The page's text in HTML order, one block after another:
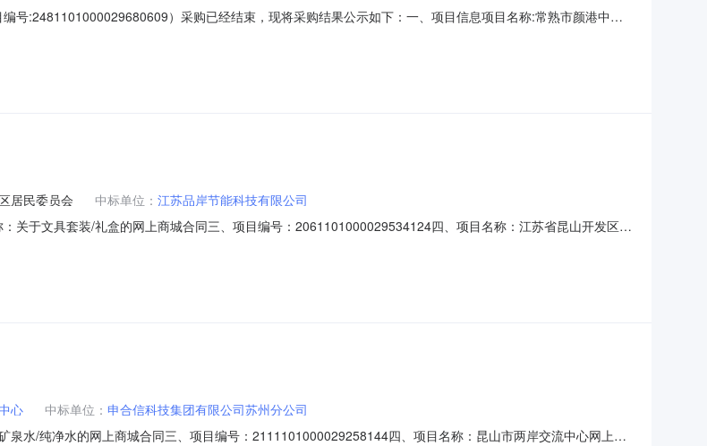
号:2481101000029680609）采购已经结束，现将采购结果公示如下：一、项目信息项目名称:常熟市颜港中心
信息采购单位名称:常熟市颜港中心幼儿园采购单位地址:/采购单位联系人和联系方式:采购单位统一社
居民委员会 中标单位： 江苏品岸节能科技有限公司
关于文具套装/礼盒的网上商城合同三、项目编号：2061101000029534124四、项目名称：江苏省昆山开发区齐
太湖新城）夏蓉街199号45幢101室联系方式：15895538535六、合同主体信息1.主
心 中标单位： 申合信科技集团有限公司苏州分公司
水/纯净水的网上商城合同三、项目编号：2111101000029258144四、项目名称：昆山市两岸交流中心网上商